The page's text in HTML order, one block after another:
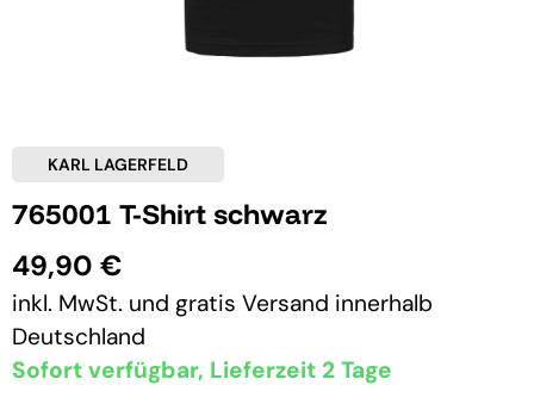
KARL LAGERFELD
765001 T-Shirt schwarz
49,90 €
inkl. MwSt. und gratis Versand innerhalb
Deutschland
Sofort verfügbar, Lieferzeit 2 Tage